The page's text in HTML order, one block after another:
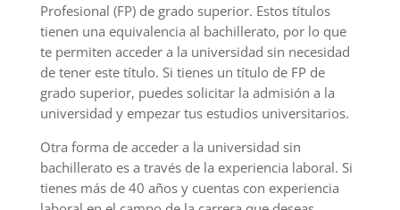
Profesional (FP) de grado superior. Estos títulos
tienen una equivalencia al bachillerato, por lo que
te permiten acceder a la universidad sin necesidad
de tener este título. Si tienes un título de FP de
grado superior, puedes solicitar la admisión a la
universidad y empezar tus estudios universitarios.
Otra forma de acceder a la universidad sin
bachillerato es a través de la experiencia laboral. Si
tienes más de 40 años y cuentas con experiencia